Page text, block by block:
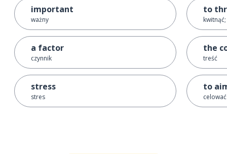
important
ważny
a factor
czynnik
stress
stres
to
the
treść
to
celować